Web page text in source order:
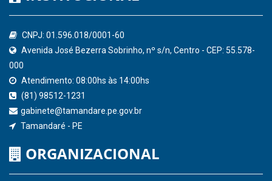
Confederação Nacional de Municípios - CNM
QEdu
Consultar Convênios
Receber Informações sobre novos Repasses
Hora:04:26/ Sexta-Feira,07 de agosto
de 2026